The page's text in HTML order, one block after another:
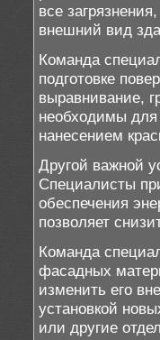
все
внешний вид
Команда
подготовке
выравнивание,
необходимы для
нанесением
Другой важной
Специалисты
обеспечения
позволяет
Команда
фасадных
изменить его
установкой
или другие